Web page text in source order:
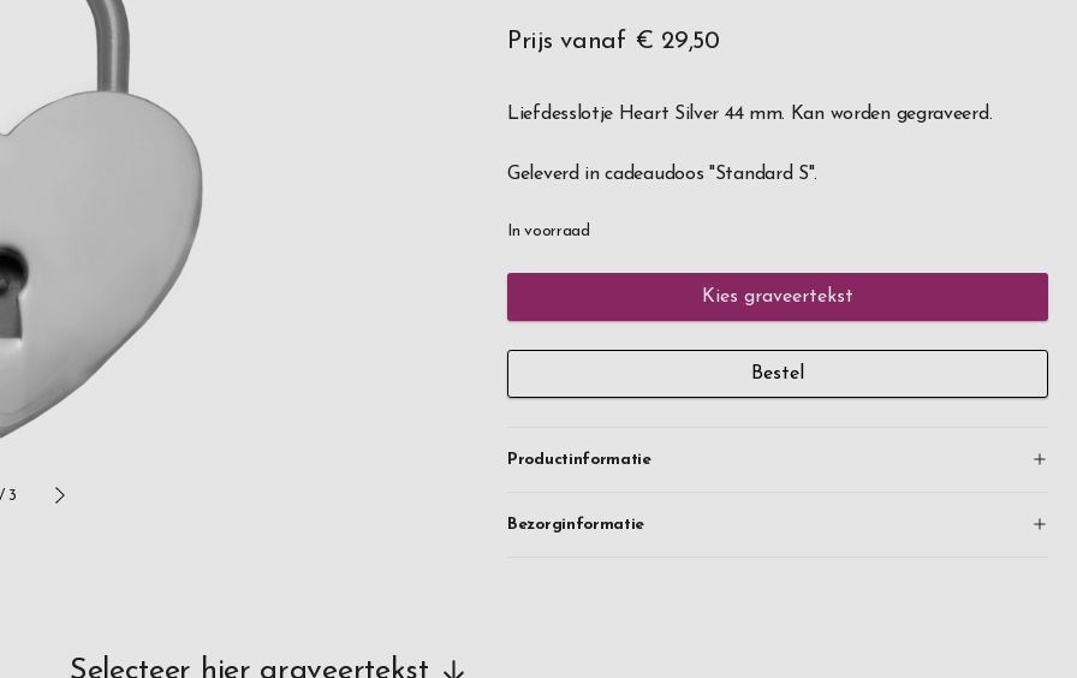
3
Prijs vanaf € 29,50
Liefdesslotje Heart Silver 44 mm. Kan worden gegraveerd.
Geleverd in cadeaudoos "Standard S".
In voorraad
Kies graveertekst
Bestel
Productinformatie
Bezorginformatie
Selecteer hier graveertekst